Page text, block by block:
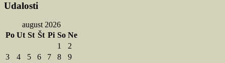
Udalosti
august 2026
Po Ut St Št Pi So Ne
1
2
3
4 5 6 7 8
9